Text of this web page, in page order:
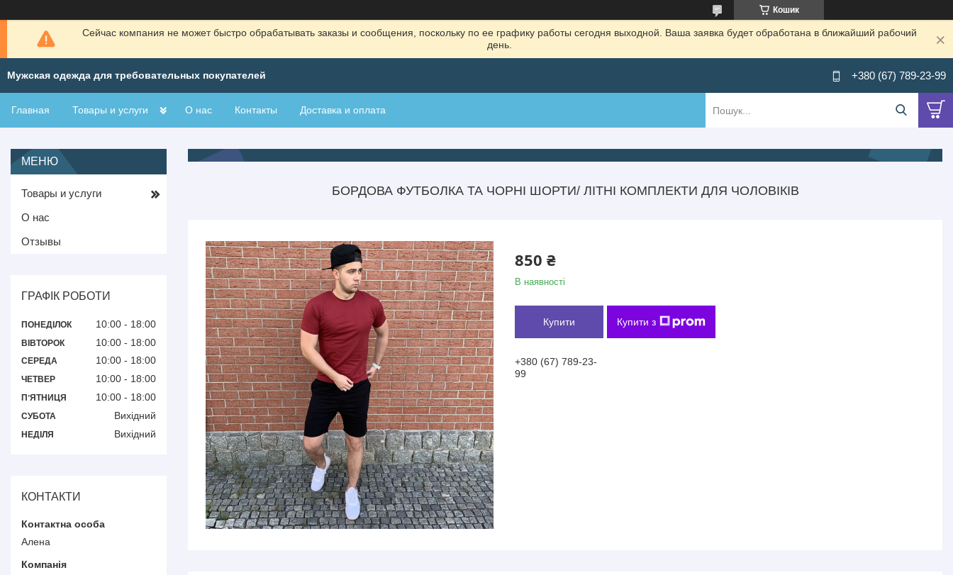
Кошик
Сейчас компания не может быстро обрабатывать заказы и сообщения, поскольку по ее графику работы сегодня выходной. Ваша заявка будет обработана в ближайший рабочий
день.
Мужская одежда для требовательных покупателей +380 (67) 789-23-99
Главная Товары и услуги О нас Контакты Доставка и оплата
БОРДОВА ФУТБОЛКА ТА ЧОРНІ ШОРТИ/ ЛІТНІ КОМПЛЕКТИ ДЛЯ ЧОЛОВІКІВ
850 ₴
В наявності
Купити Купити з
+380 (67) 789-23-
99
Товары и услуги
О нас
Отзывы
ГРАФІК РОБОТИ
ПОНЕДІЛОК 10:00 18:00
ВІВТОРОК 10:00 18:00
СЕРЕДА 10:00 18:00
ЧЕТВЕР 10:00 18:00
ПʼЯТНИЦЯ 10:00 18:00
СУБОТА Вихідний
НЕДІЛЯ Вихідний
КОНТАКТИ
Алена